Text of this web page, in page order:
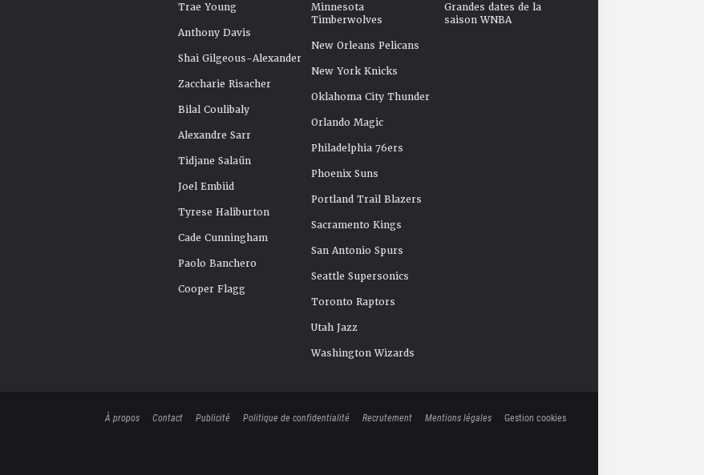
Trae Young
Anthony Davis
Shai Gilgeous-Alexander
Zaccharie Risacher
Bilal Coulibaly
Alexandre Sarr
Tidjane Salaün
Joel Embiid
Tyrese Haliburton
Cade Cunningham
Paolo Banchero
Cooper Flagg
Minnesota
Timberwolves
New Orleans Pelicans
New York Knicks
Oklahoma City Thunder
Orlando Magic
Philadelphia 76ers
Phoenix Suns
Portland Trail Blazers
Sacramento Kings
San Antonio Spurs
Seattle Supersonics
Toronto Raptors
Utah Jazz
Washington Wizards
Grandes dates de la
saison WNBA
À propos Contact Publicité Politique de confidentialité Recrutement Mentions légales Gestion cookies